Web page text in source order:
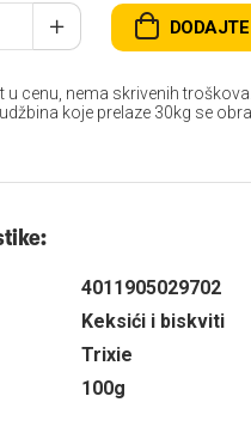
u cenu, nema skrivenih troškova.
koje prelaze 30kg se
4011905029702
Keksići i biskviti
Trixie
100g